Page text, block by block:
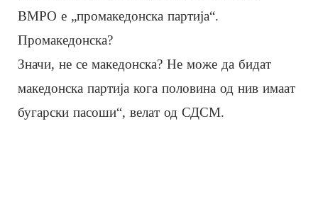
ВМРО е „промакедонска партија“.
Промакедонска?
Значи, не се македонска? Не може да бидат
македонска партија кога половина од нив имаат
бугарски пасоши“, велат од СДСМ.